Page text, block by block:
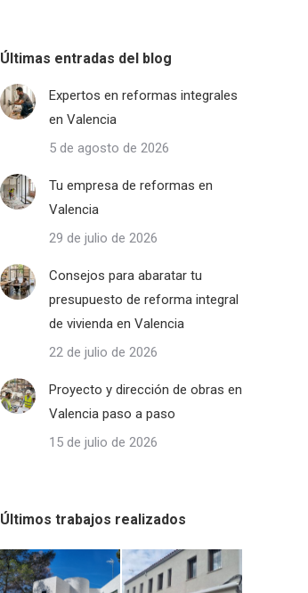
Últimas entradas del blog
Expertos en reformas integrales
en Valencia
5 de agosto de 2026
Tu empresa de reformas en
Valencia
29 de julio de 2026
Consejos para abaratar tu
presupuesto de reforma integral
de vivienda en Valencia
22 de julio de 2026
Proyecto y dirección de obras en
Valencia paso a paso
15 de julio de 2026
Últimos trabajos realizados